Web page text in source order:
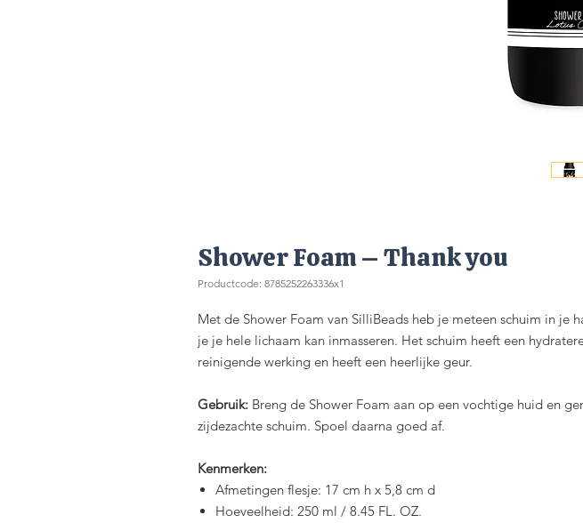
Shower Foam – Thank you
Productcode: 8785252263336x1
Met de Shower Foam van SilliBeads heb je meteen schuim in je
je je hele lichaam kan inmasseren. Het schuim heeft een
reinigende werking en heeft een heerlijke geur.
Gebruik: Breng de Shower Foam aan op een vochtige huid en
zijdezachte schuim. Spoel daarna goed af.
Kenmerken:
Afmetingen flesje: 17 cm h x 5,8 cm d
Hoeveelheid: 250 ml / 8.45 FL. OZ.